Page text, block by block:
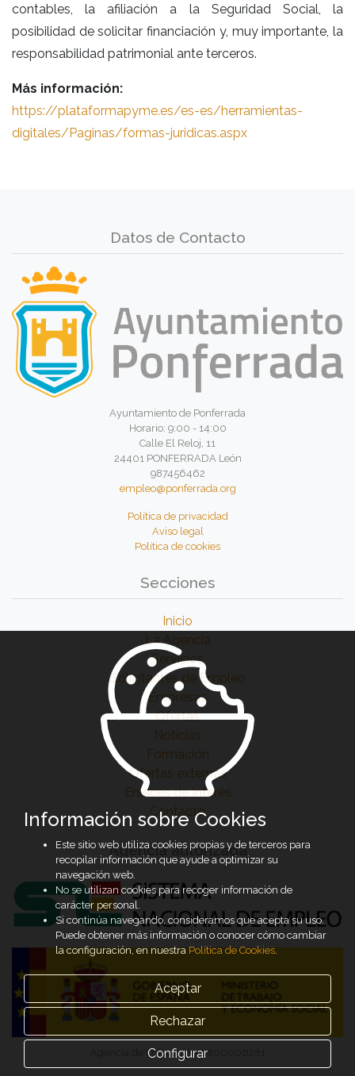
contables, la afiliación a la Seguridad Social, la
posibilidad de solicitar financiación y, muy importante, la
responsabilidad patrimonial ante terceros.
Más información:
https://plataformapyme.es/es-es/herramientas-
digitales/Paginas/formas-juridicas.aspx
Datos de Contacto
Ayuntamiento de Ponferrada
Horario: 9:00 - 14:00
Calle El Reloj, 11
24401 PONFERRADA León
987456462
empleo@ponferrada.org
Política de privacidad
Aviso legal
Política de cookies
Secciones
Inicio
La Agencia
Servicios
Solicitantes de Empleo
Empresas
Ofertas
Noticias
Formación
Ofertas externas
Enlaces de Interés
Contacto
Agencia autorizada
Agencia de Colocación 0800000281
Información sobre Cookies
Este sitio web utiliza cookies propias y de terceros para
recopilar información que ayude a optimizar su
navegación web.
No se utilizan cookies para recoger información de
carácter personal.
Si continúa navegando, consideramos que acepta su uso.
Puede obtener más información o conocer cómo cambiar
la configuración, en nuestraPolítica de Cookies.
Aceptar
Rechazar
Configurar